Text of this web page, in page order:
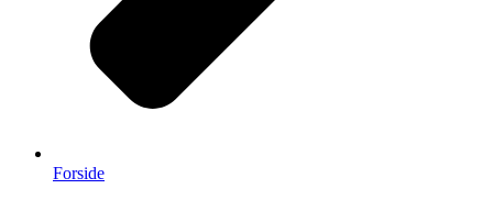
Forside